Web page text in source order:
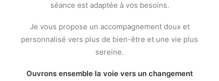
séance est adaptée à vos besoins.
Je vous propose un accompagnement doux et
personnalisé vers plus de bien-être et une vie plus
sereine.
Ouvrons ensemble la voie vers un changement